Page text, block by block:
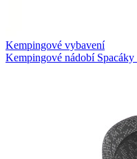
Kempingové vybavení
Kempingové nádobí Spacáky